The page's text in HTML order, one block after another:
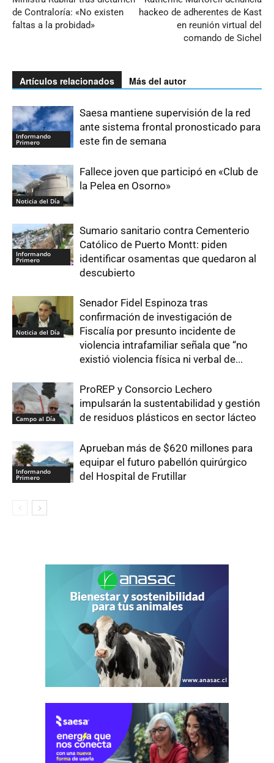
de Contraloría: «No existen
faltas a la probidad»
hackeo de adherentes de Kast
en reunión virtual del
comando de Sichel
Artículos relacionados Más del autor
Informando
Primero
Saesa mantiene supervisión de la red
ante sistema frontal pronosticado para
este fin de semana
Noticia del Día
Fallece joven que participó en «Club de
la Pelea en Osorno»
Informando
Primero
Sumario sanitario contra Cementerio
Católico de Puerto Montt: piden
identificar osamentas que quedaron al
descubierto
Noticia del Día
Senador Fidel Espinoza tras
confirmación de investigación de
Fiscalía por presunto incidente de
violencia intrafamiliar señala que “no
existió violencia física ni verbal de...
Campo al Día
ProREP y Consorcio Lechero
impulsarán la sustentabilidad y gestión
de residuos plásticos en sector lácteo
Informando
Primero
Aprueban más de $620 millones para
equipar el futuro pabellón quirúrgico
del Hospital de Frutillar